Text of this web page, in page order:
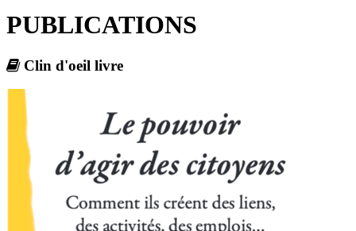
PUBLICATIONS
Clin d'oeil livre